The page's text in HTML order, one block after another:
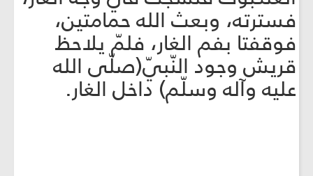
فسترته، وبعث الله حمامتين،
فوقفتا بفم الغار، فلمّ يلاحظ
قريش وجود النّبيّ(صلّى الله
عليه وآله وسلّم) داخل الغار.